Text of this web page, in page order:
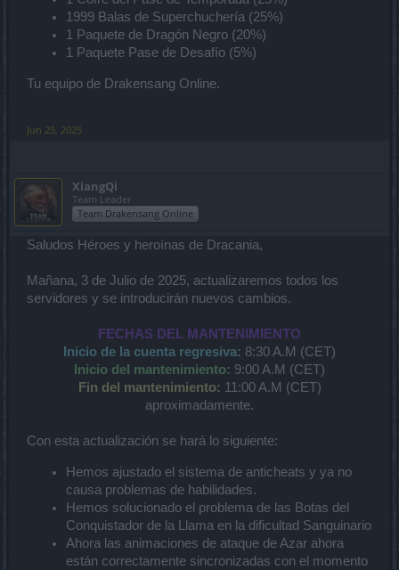
1999 Balas de Superchuchería (25%)
1 Paquete de Dragón Negro (20%)
1 Paquete Pase de Desafío (5%)
Tu equipo de Drakensang Online.
Jun 25, 2025
XiangQi
Team Leader
Team Drakensang Online
Saludos Héroes y heroínas de Dracania,
Mañana, 3 de Julio de 2025, actualizaremos todos los
servidores y se introducirán nuevos cambios.
FECHAS DEL MANTENIMIENTO
Inicio de la cuenta regresiva: 8:30 A.M (CET)
Inicio del mantenimiento: 9:00 A.M (CET)
Fin del mantenimiento: 11:00 A.M (CET)
aproximadamente.
Con esta actualización se hará lo siguiente:
Hemos ajustado el sistema de anticheats y ya no
causa problemas de habilidades.
Hemos solucionado el problema de las Botas del
Conquistador de la Llama en la dificultad Sanguinario
Ahora las animaciones de ataque de Azar ahora
están correctamente sincronizadas con el momento